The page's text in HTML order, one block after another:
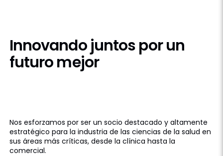
Innovando juntospor un
futuro mejor
Nos esforzamos por ser un socio destacado y altamente
estratégico para la industria de las ciencias de la salud en
sus áreas más críticas, desde la clínica hasta la
comercial.